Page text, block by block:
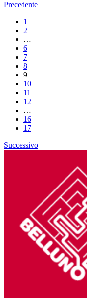
Precedente
1
2
…
6
7
8
9
10
11
12
…
16
17
Successivo